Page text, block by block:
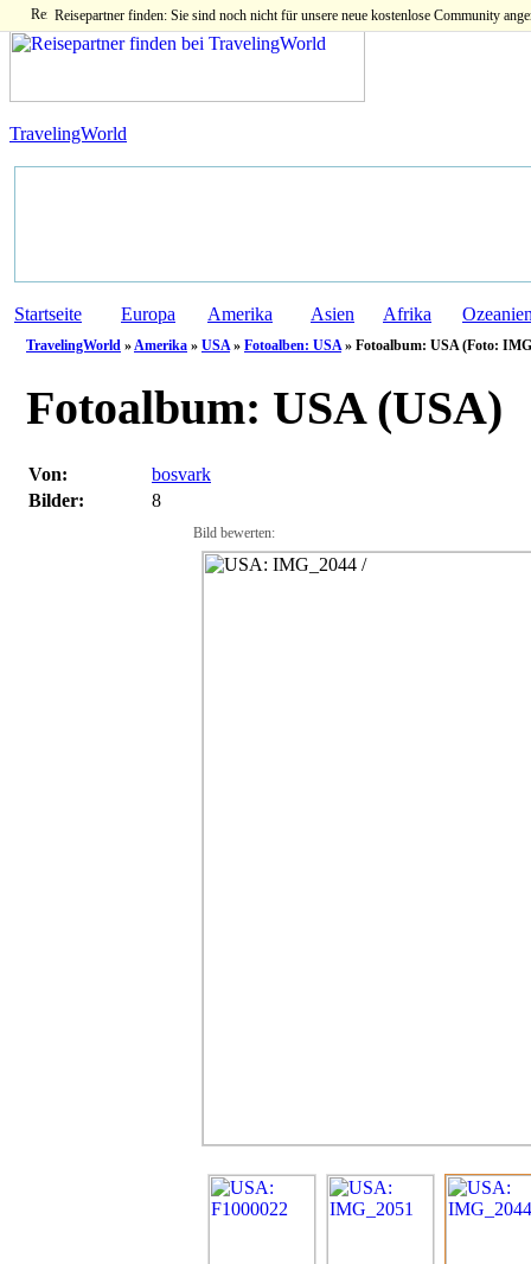
Reisepartner finden: Sie sind noch nicht für unsere neue kostenlose Community
TravelingWorld
Startseite Europa Amerika Asien Afrika
TravelingWorld »Amerika » USA» Fotoalben: USA» Fotoalbum: USA (Foto:
Fotoalbum: USA (USA)
Von:
bosvark
Bilder:
8
Bild bewerten: